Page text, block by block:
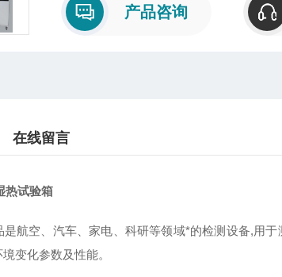
产品咨询
在线留言
热试验箱
是航空、汽车、家电、科研等领域*的检测设备,用
变化参数及性能。